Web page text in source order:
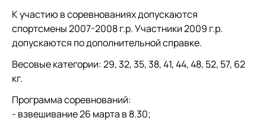
К участию в соревнованиях допускаются
спортсмены 2007-2008 г.р. Участники 2009 г.р.
допускаются по дополнительной справке.
Весовые категории: 29, 32, 35, 38, 41, 44, 48, 52, 57, 62
кг.
Программа соревнований:
- взвешивание 26 марта в 8.30;